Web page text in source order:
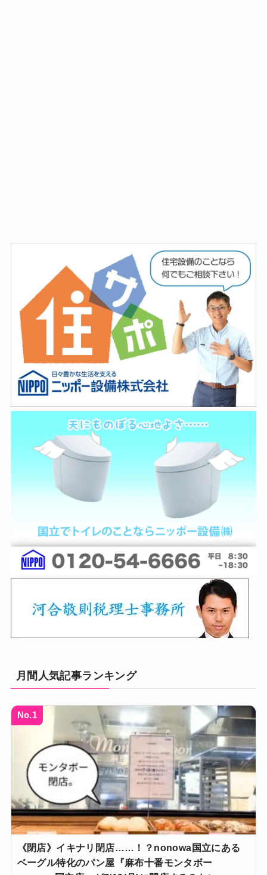
月間人気記事ランキング
No.1
《閉店》イキナリ閉店……！？nonowa国立にある
ベーグル特化のパン屋『麻布十番モンタボー